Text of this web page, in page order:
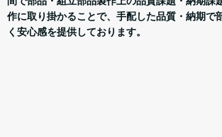
作に取り掛かることで、手配した品質・納期で
く安心感を提供しております。